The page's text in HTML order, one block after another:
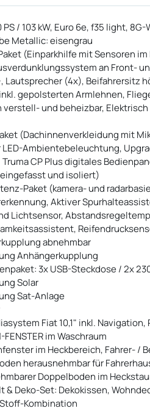
PS / 103 kW, Euro 6e, f35 light,
Metallic: eisengrau
(Einparkhilfe mit Sensoren
an Front-
Lautsprecher (4x), Beifahrersitz
gepolsterten Armlehnen,
und beheizbar,
(Dachinnenverkleidung mit
Ambientebeleuchtung,
CP Plus digitales
und isoliert)
Paket (kamera- und
Aktiver
Lichtsensor,
abnehmbar
Anhängerkupplung
3x USB-Steckdose / 2x
Solar
Sat-Anlage
Fiat 10,1" inkl.
FENSTER im Waschraum
im Heckbereich, Fahrer- /
herausnehmbar für
Doppelboden im
& Deko-Set: Dekokissen,
Kombination